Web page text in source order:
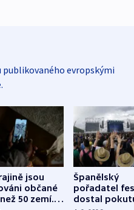
publikovaného evropskými
jsou
občané
50 zemí.
Španělský
pořadatel
dostal